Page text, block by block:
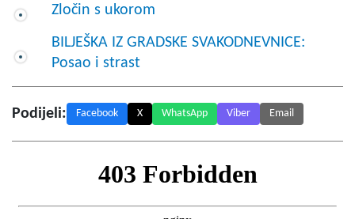
Zločin s ukorom
BILJEŠKA IZ GRADSKE SVAKODNEVNICE:
Posao i strast
Podijeli: Facebook X WhatsApp Viber Email